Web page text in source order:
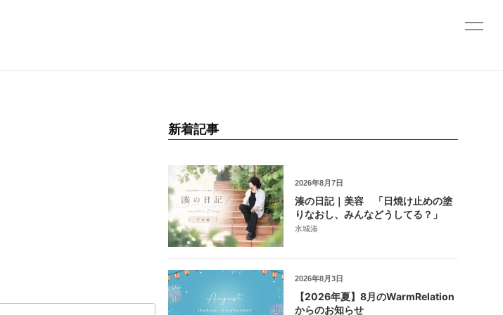
新着記事
2026年8月7日
湊の日記｜美容 「日焼け止めの塗
りなおし、みんなどうしてる？」
水城湊
2026年8月3日
【2026年夏】8月のWarmRelation
からのお知らせ